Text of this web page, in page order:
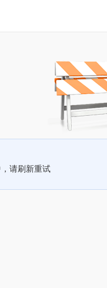
请刷新重试